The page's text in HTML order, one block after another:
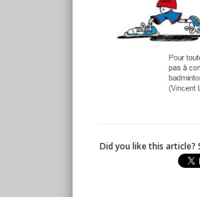
Did you like this